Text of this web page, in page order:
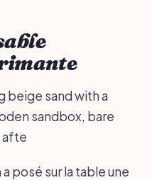
beige sand with a
sandbox, bare
afte
posé sur la table une